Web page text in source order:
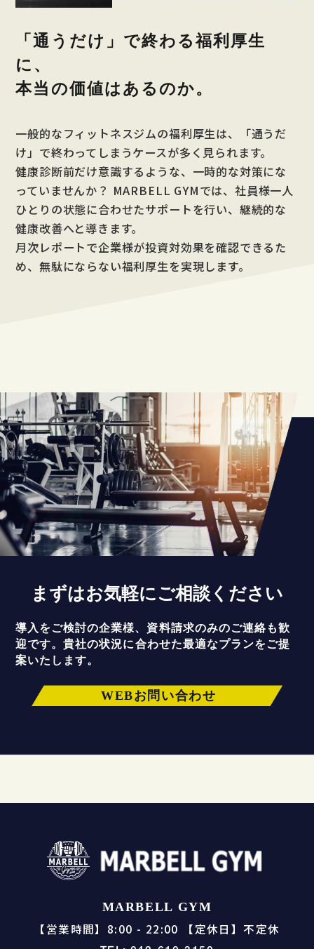
「通うだけ」で終わる福利厚生
に、
本当の価値はあるのか。
一般的なフィットネスジムの福利厚生は、「通うだ
け」で終わってしまうケースが多く見られます。
健康診断前だけ意識するような、一時的な対策にな
っていませんか？ MARBELL GYMでは、社員様一人
ひとりの状態に合わせたサポートを行い、継続的な
健康改善へと導きます。
月次レポートで企業様が投資対効果を確認できるた
め、無駄にならない福利厚生を実現します。
まずはお気軽にご相談ください
導入をご検討の企業様、資料請求のみのご連絡も歓
迎です。貴社の状況に合わせた最適なプランをご提
案いたします。
WEBお問い合わせ
MARBELL GYM
【営業時間】8:00 - 22:00 【定休日】不定休